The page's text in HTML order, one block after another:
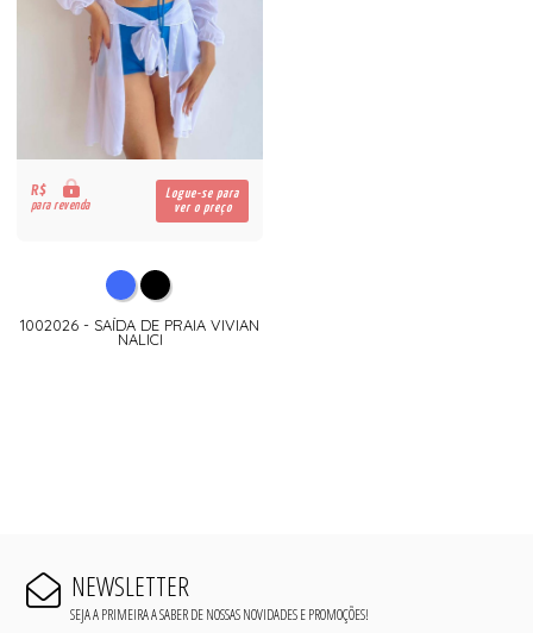
R$
para revenda
Logue-se para
ver o preço
1002026 - SAÍDA DE PRAIA VIVIAN
NALICI
NEWSLETTER
SEJA A PRIMEIRA A SABER DE NOSSAS NOVIDADES E PROMOÇÕES!